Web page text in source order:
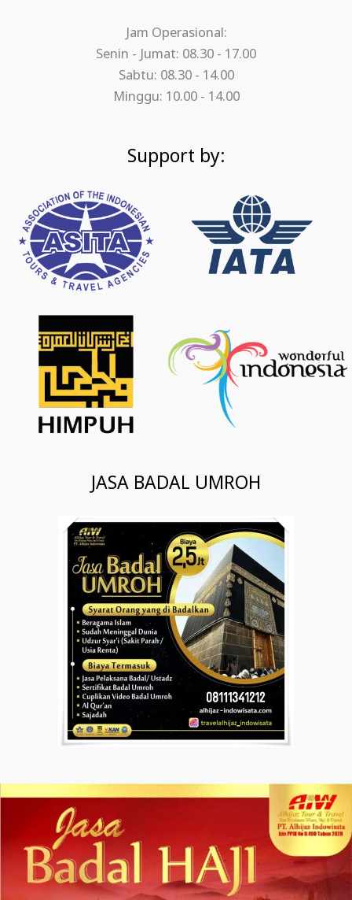
Jam Operasional:
Senin - Jumat: 08.30 - 17.00
Sabtu: 08.30 - 14.00
Minggu: 10.00 - 14.00
Support by:
JASA BADAL UMROH